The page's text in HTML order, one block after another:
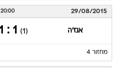
29/08/2015
20:00
אנז'ה (1)
1 : 1
מחזור 4